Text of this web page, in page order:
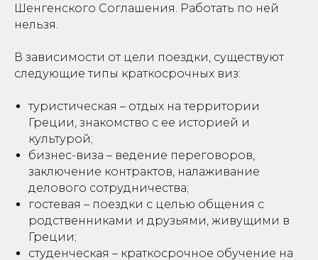
Шенгенского Соглашения. Работать по ней
нельзя.
В зависимости от цели поездки, существуют
следующие типы краткосрочных виз:
туристическая – отдых на территории
Греции, знакомство с ее историей и
культурой;
бизнес-виза – ведение переговоров,
заключение контрактов, налаживание
делового сотрудничества;
гостевая – поездки с целью общения с
родственниками и друзьями, живущими в
Греции;
студенческая – краткосрочное обучение на